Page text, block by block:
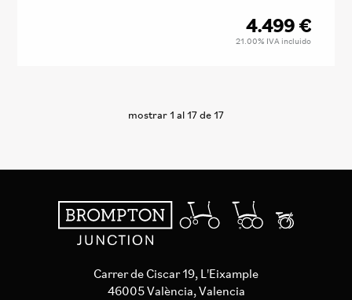
4.499 €
21.00% IVA incluido
mostrar1 al17de17
Carrer de Ciscar 19, L'Eixample
46005 València, Valencia